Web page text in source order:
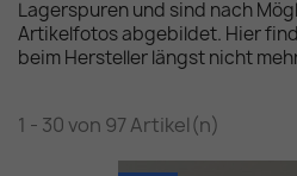
Lagerspuren und sind nach
Artikelfotos abgebildet. Hier
beim Hersteller längst nicht
1 - 30 von 97 Artikel(n)